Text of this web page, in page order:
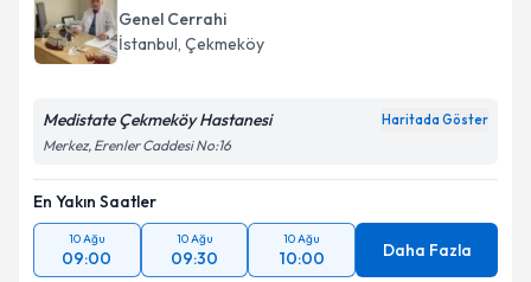
Genel Cerrahi
İstanbul, Çekmeköy
Medistate Çekmeköy Hastanesi Haritada Göster
Merkez, Erenler Caddesi No:16
En Yakın Saatler
10 Ağu
09:00
10 Ağu
09:30
10 Ağu
10:00 Daha Fazla